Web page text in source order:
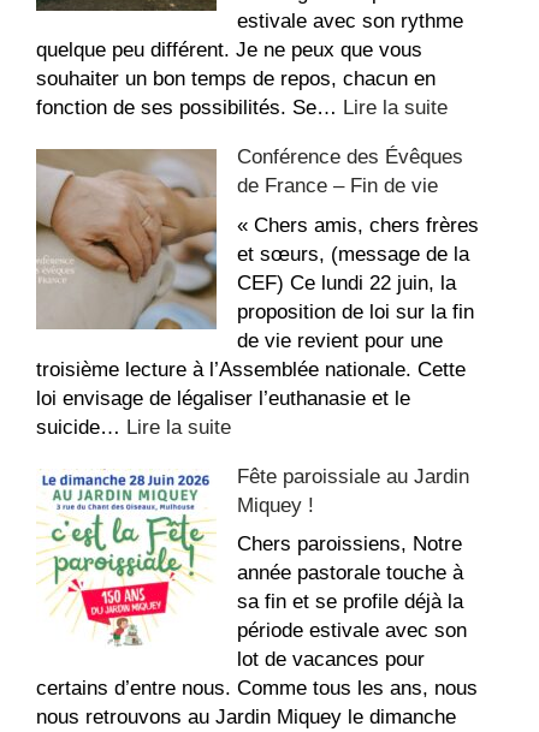
Étienne
estivale avec son rythme
quelque peu différent. Je ne peux que vous
souhaiter un bon temps de repos, chacun en
fonction de ses possibilités. Se… Lire la suite:
recette
repos,
bon
été
Conférence des Évêques
de France – Fin de vie
« Chers amis, chers frères
et sœurs, (message de la
CEF) Ce lundi 22 juin, la
proposition de loi sur la fin
de vie revient pour une
troisième lecture à l’Assemblée nationale. Cette
loi envisage de légaliser l’euthanasie et le
suicide… Lire la suite:
des
Évêques
de
France
–
Fin
de
vie
Fête paroissiale au Jardin
Miquey !
Chers paroissiens, Notre
année pastorale touche à
sa fin et se profile déjà la
période estivale avec son
lot de vacances pour
certains d’entre nous. Comme tous les ans, nous
nous retrouvons au Jardin Miquey le dimanche